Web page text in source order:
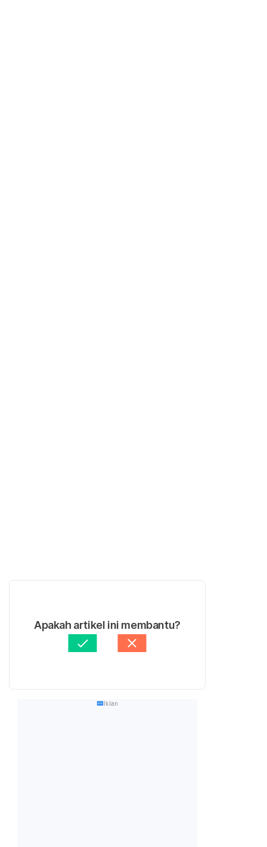
Apakah artikel ini membantu?
Iklan